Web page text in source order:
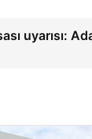
uyarısı: